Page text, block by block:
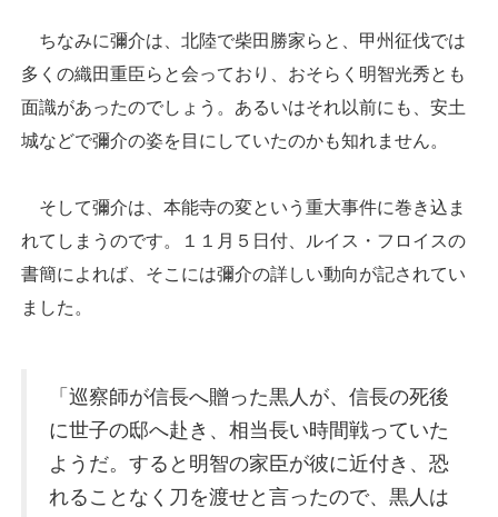
ちなみに彌介は、北陸で柴田勝家らと、甲州征伐では
多くの織田重臣らと会っており、おそらく明智光秀とも
面識があったのでしょう。あるいはそれ以前にも、安土
城などで彌介の姿を目にしていたのかも知れません。
そして彌介は、本能寺の変という重大事件に巻き込ま
れてしまうのです。１１月５日付、ルイス・フロイスの
書簡によれば、そこには彌介の詳しい動向が記されてい
ました。
「巡察師が信長へ贈った黒人が、信長の死後
に世子の邸へ赴き、相当長い時間戦っていた
ようだ。すると明智の家臣が彼に近付き、恐
れることなく刀を渡せと言ったので、黒人は